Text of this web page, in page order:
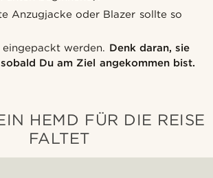
Anzugjacke oder Blazer sollte so
werden. Denk daran, sie
Du am Ziel angekommen bist.
HEMD FÜR DIE REISE
FALTET